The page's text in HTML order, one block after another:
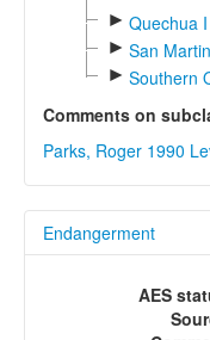
► Quechua
► San
► Southern
Comments on
Parks, Roger 1990
Endangerment
AES